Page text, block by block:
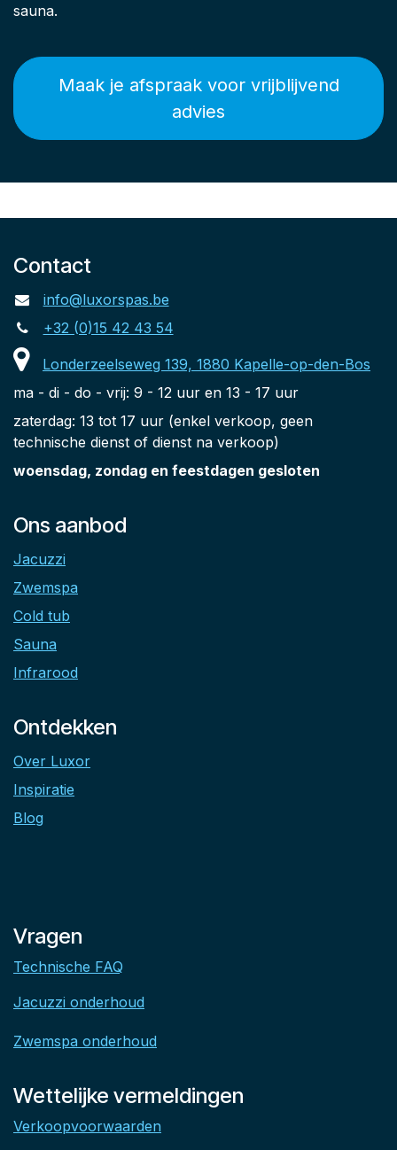
sauna.
Maak je afspraak voor vrijblijvend
advies
Contact
info@luxorspas.be
+32 (0)15 42 43 54
Londerzeelseweg 139, 1880 Kapelle-op-den-Bos
ma - di - do - vrij: 9 - 12 uur en 13 - 17 uur
zaterdag: 13 tot 17 uur (enkel verkoop, geen
technische dienst of dienst na verkoop)
woensdag, zondag en feestdagen gesloten
Ons aanbod
Jacuzzi
Zwemspa
Cold tub
Sauna
Infrarood
Ontdekken
Over Luxor
Inspiratie
Blog
Vragen
Technische FAQ
Jacuzzi onderhoud
Zwemspa onderhoud
Wettelijke vermeldingen
Verkoopvoorwaarden